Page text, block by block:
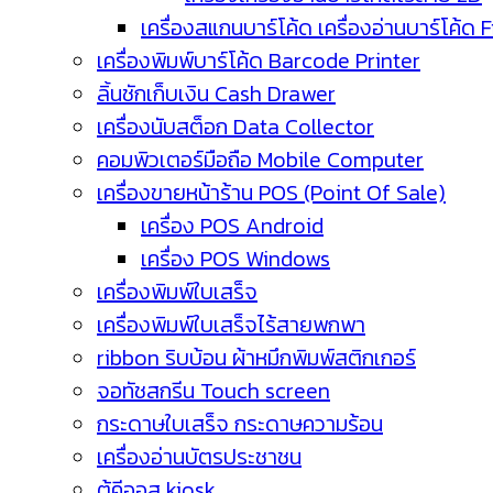
เครื่องสแกนบาร์โค้ด เครื่องอ่านบาร์โค้ด
เครื่องพิมพ์บาร์โค้ด Barcode Printer
ลิ้นชักเก็บเงิน Cash Drawer
เครื่องนับสต็อก Data Collector
คอมพิวเตอร์มือถือ Mobile Computer
เครื่องขายหน้าร้าน POS (Point Of Sale)
เครื่อง POS Android
เครื่อง POS Windows
เครื่องพิมพ์ใบเสร็จ
เครื่องพิมพ์ใบเสร็จไร้สายพกพา
ribbon ริบบ้อน ผ้าหมึกพิมพ์สติกเกอร์
จอทัชสกรีน Touch screen
กระดาษใบเสร็จ กระดาษความร้อน
เครื่องอ่านบัตรประชาชน